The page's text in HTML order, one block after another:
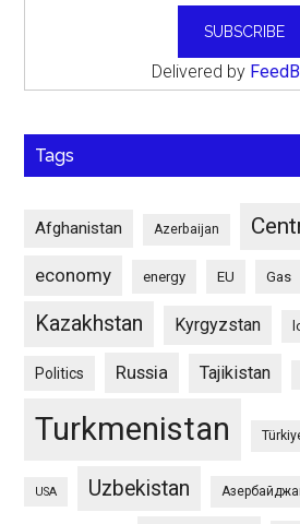
Delivered by
Tags
Afghanistan Azerbaijan
economy energy EU Gas
Kazakhstan Kyrgyzstan
Politics Russia Tajikistan
Turkmenistan
USA Uzbekistan